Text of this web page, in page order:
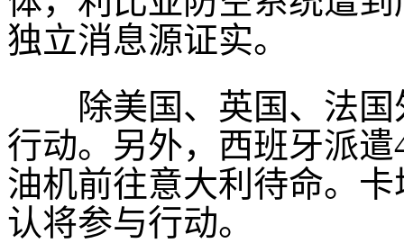
独立消息源证实。
除美国、英国、法国
行动。另外，西班牙派
油机前往意大利待命。
认将参与行动。